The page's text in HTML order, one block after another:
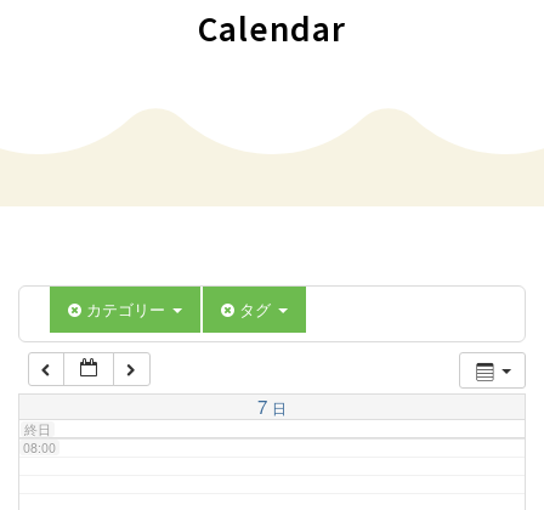
Calendar
カテゴリー タグ
7 日
終日
04:00
07:00
08:00